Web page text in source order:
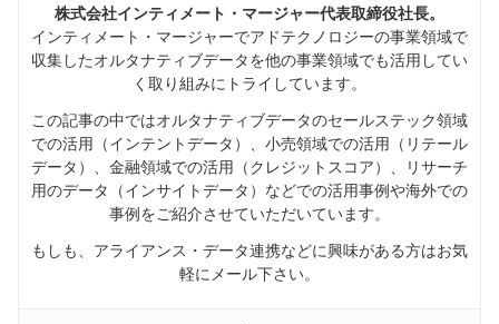
株式会社インティメート・マージャー代表取締役社長。
インティメート・マージャーでアドテクノロジーの事業領域で
収集したオルタナティブデータを他の事業領域でも活用してい
く取り組みにトライしています。
この記事の中ではオルタナティブデータのセールステック領域
での活用（インテントデータ）、小売領域での活用（リテール
データ）、金融領域での活用（クレジットスコア）、リサーチ
用のデータ（インサイトデータ）などでの活用事例や海外での
事例をご紹介させていただいています。
もしも、アライアンス・データ連携などに興味がある方はお気
軽にメール下さい。